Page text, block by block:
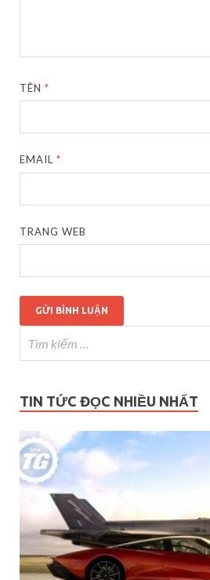
TÊN*
EMAIL*
TRANG WEB
TIN TỨC ĐỌC NHIỀU NHẤT